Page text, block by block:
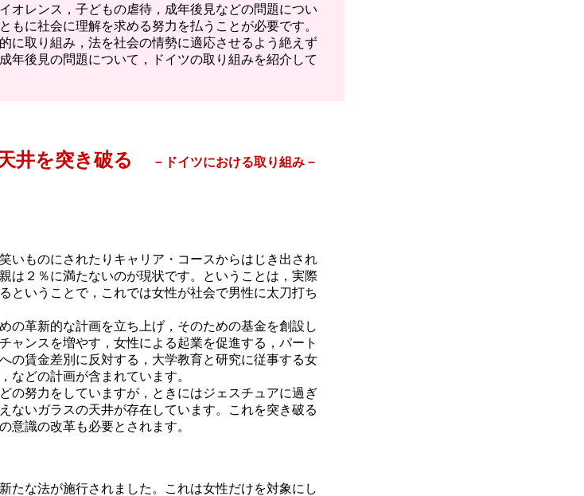
オレンス，子どもの虐待，成年後見などの問題につい
もに社会に理解を求める努力を払うことが必要です。
に取り組み，法を社会の情勢に適応させるよう絶えず
年後見の問題について，ドイツの取り組みを紹介して
井を突き破る －ドイツにおける取り組み－
いものにされたりキャリア・コースからはじき出され
は２％に満たないのが現状です。ということは，実際
ということで，これでは女性が社会で男性に太刀打ち
の革新的な計画を立ち上げ，そのための基金を創設し
ャンスを増やす，女性による起業を促進する，パート
の賃金差別に反対する，大学教育と研究に従事する女
などの計画が含まれています。
の努力をしていますが，ときにはジェスチュアに過ぎ
ないガラスの天井が存在しています。これを突き破る
意識の改革も必要とされます。
たな法が施行されました。これは女性だけを対象にし